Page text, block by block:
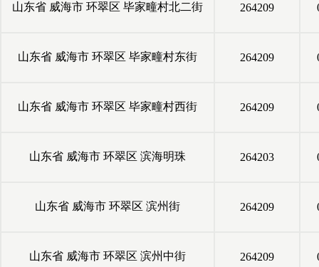
山东省 威海市 环翠区 毕家疃村北二街 264209
山东省 威海市 环翠区 毕家疃村东街 264209
山东省 威海市 环翠区 毕家疃村西街 264209
山东省 威海市 环翠区 滨海明珠 264203
山东省 威海市 环翠区 滨州街 264209
山东省 威海市 环翠区 滨州中街 264209